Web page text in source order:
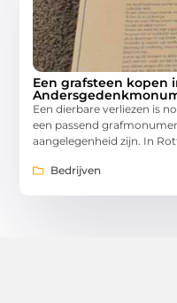
Een grafsteen kopen
Een dierbare verliezen is
een passend
aangelegenheid zijn. In
Bedrijven